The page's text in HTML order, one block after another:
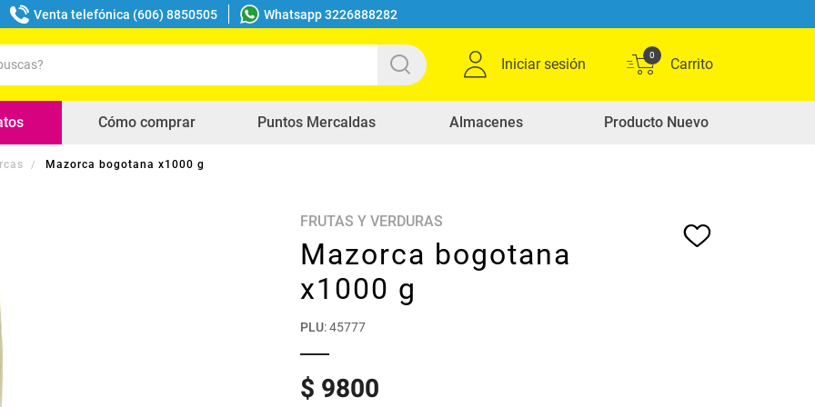
Venta telefónica (606) 8850505 Whatsapp 3226888282
Iniciar sesión
0
Cómo comprar Puntos Mercaldas Almacenes Producto Nuevo
Mazorca bogotana x1000 g
FRUTAS Y VERDURAS
Mazorca bogotana
x1000 g
PLU:45777
$ 9800
buscados